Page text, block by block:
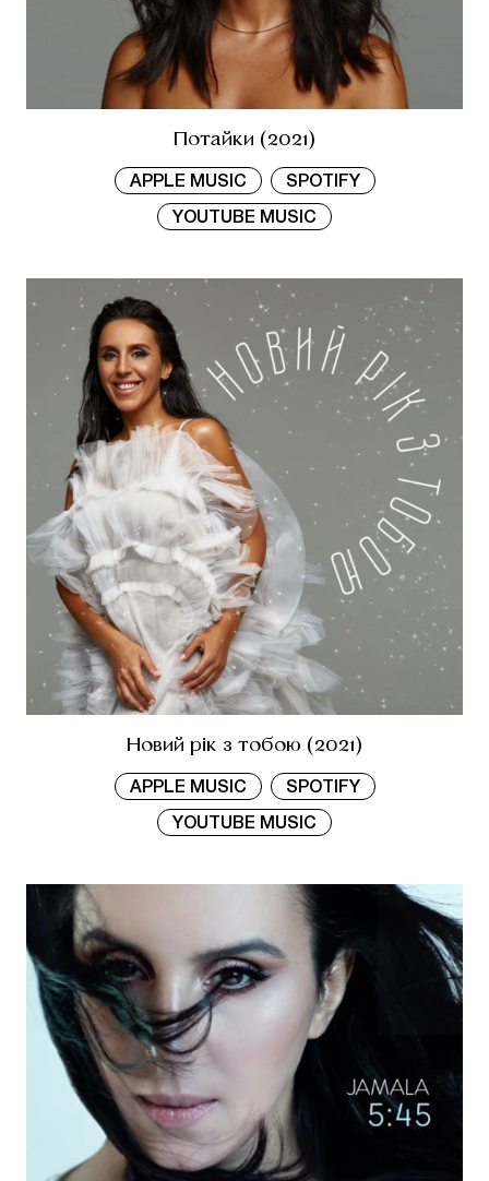
Потайки (2021)
APPLE MUSIC SPOTIFY
YOUTUBE MUSIC
Новий рік з тобою (2021)
APPLE MUSIC SPOTIFY
YOUTUBE MUSIC